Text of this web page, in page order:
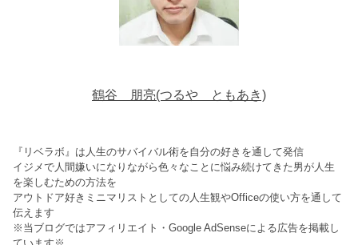
鶴谷 朋亮(つるや ともあき)
『リベラボ』は人生のサバイバル術を自分の好きを通して発信
イジメで人間嫌いになりながら色々なことに悩み続けてきた男が人生
を楽しむための方法を
アウトドア好きミニマリストとしての人生観やOfficeの使い方を通して
伝えます
※当ブログではアフィリエイト・Google AdSenseによる広告を掲載し